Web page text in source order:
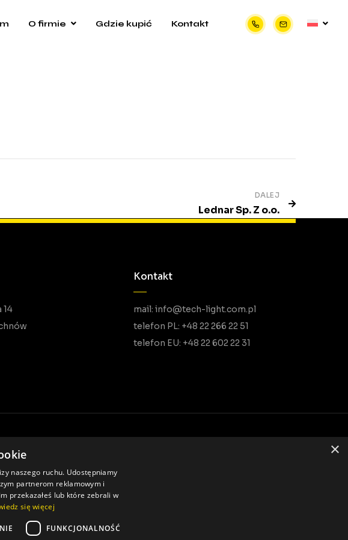
O firmie Gdzie kupić Kontakt
DALEJ
Lednar Sp. Z o.o.
14
Kontakt
mail: info@tech-light.com.pl
telefon PL: +48 22 266 22 51
telefon EU: +48 22 602 22 31
×
naszego ruchu. Udostępniamy
partnerom reklamowym i
przekazałeś lub które zebrali w
się więcej
FUNKCJONALNOŚĆ